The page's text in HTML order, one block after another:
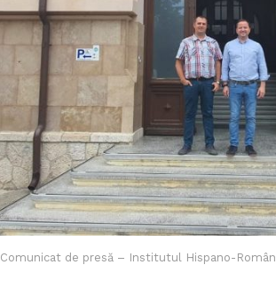
Comunicat de presă – Institutul Hispano-Român